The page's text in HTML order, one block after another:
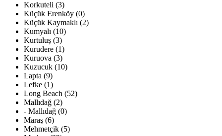
Korkuteli (3)
Küçük Erenköy (0)
Küçük Kaymaklı (2)
Kumyalı (10)
Kurtuluş (3)
Kurudere (1)
Kuruova (3)
Kuzucuk (10)
Lapta (9)
Lefke (1)
Long Beach (52)
Mallıdağ (2)
- Mallıdağ (0)
Maraş (6)
Mehmetçik (5)